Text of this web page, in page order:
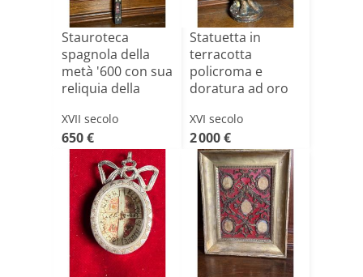
Stauroteca
spagnola della
metà '600 con sua
reliquia della
XVII secolo
650 €
Statuetta in
terracotta
policroma e
doratura ad oro
XVI secolo
2 000 €